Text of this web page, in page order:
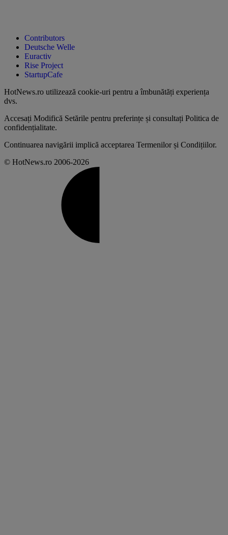
Contributors
Deutsche Welle
Euractiv
Rise Project
StartupCafe
HotNews.ro utilizează cookie-uri pentru a îmbunătăți experiența
dvs.
Accesați Modifică Setările pentru preferințe și consultați Politica de
confidențialitate.
Continuarea navigării implică acceptarea Termenilor și Condițiilor.
© HotNews.ro 2006-2026